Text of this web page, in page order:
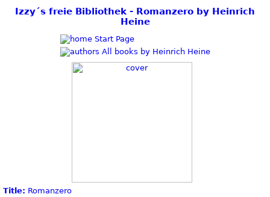
Izzy´s freie Bibliothek - Romanzero by Heinrich
Heine
Start Page
All books by Heinrich Heine
Title: Romanzero